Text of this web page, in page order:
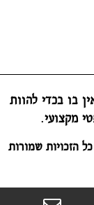
בו בכדי להוות
מקצועי.
כל הזכויות שמורות